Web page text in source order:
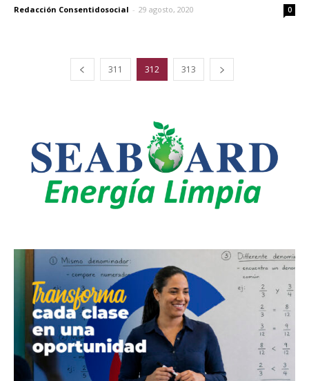
Redacción Consentidosocial - 29 agosto, 2020 0
311 312 313